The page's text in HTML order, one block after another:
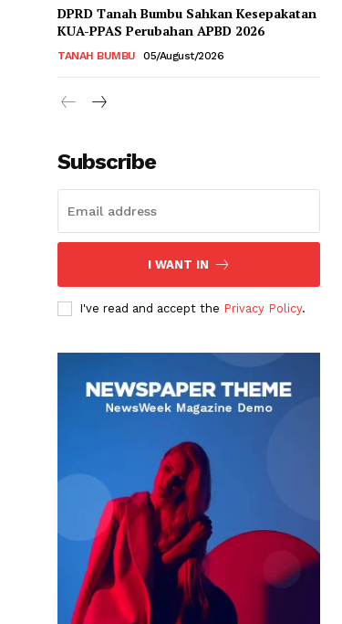
DPRD Tanah Bumbu Sahkan Kesepakatan
KUA-PPAS Perubahan APBD 2026
TANAH BUMBU 05/August/2026
Subscribe
I WANT IN
I've read and accept the Privacy Policy.